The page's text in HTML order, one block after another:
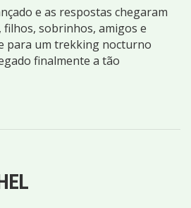
e as respostas chegaram
filhos, sobrinhos, amigos e
para um trekking nocturno
finalmente a tão